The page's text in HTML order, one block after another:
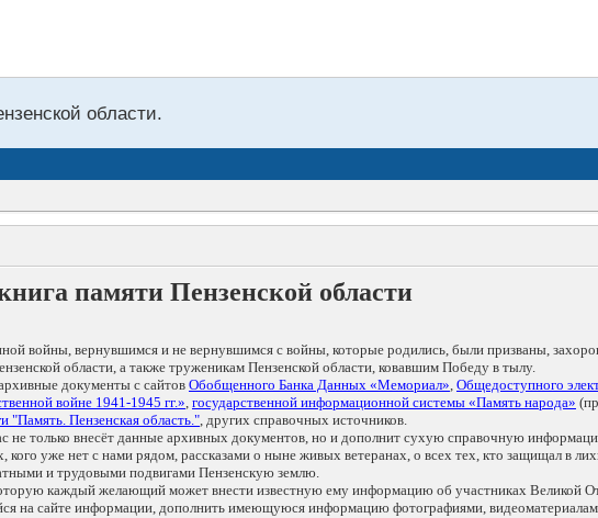
области.
памяти Пензенской области
войны, вернувшимся и не вернувшимся с войны, которые родились, были призваны,
области, а также труженикам Пензенской области, ковавшим Победу в тылу.
документы с сайтов Обобщенного Банка Данных «Мемориал», Общедоступного
войне 1941-1945 гг.», государственной информационной системы «Память народа»
"Память. Пензенская область.", других справочных источников.
не только внесёт данные архивных документов, но и дополнит сухую справочную
уже нет с нами рядом, рассказами о ныне живых ветеранах, о всех тех, кто защищал в
и трудовыми подвигами Пензенскую землю.
каждый желающий может внести известную ему информацию об участниках Великой
на сайте информации, дополнить имеющуюся информацию фотографиями,